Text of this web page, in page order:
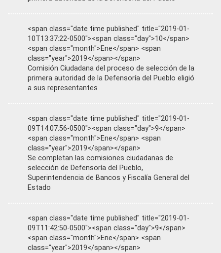
<span class="date time published" title="2019-01-
10T13:37:22-0500"><span class="day">10</span>
<span class="month">Ene</span> <span
class="year">2019</span></span>
Comisión Ciudadana del proceso de selección de la
primera autoridad de la Defensoría del Pueblo eligió
a sus representantes
<span class="date time published" title="2019-01-
09T14:07:56-0500"><span class="day">9</span>
<span class="month">Ene</span> <span
class="year">2019</span></span>
Se completan las comisiones ciudadanas de
selección de Defensoría del Pueblo,
Superintendencia de Bancos y Fiscalía General del
Estado
<span class="date time published" title="2019-01-
09T11:42:50-0500"><span class="day">9</span>
<span class="month">Ene</span> <span
class="year">2019</span></span>